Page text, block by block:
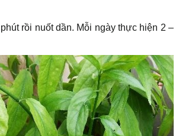
rồi nuốt dần. Mỗi ngày thực hiện 2 –